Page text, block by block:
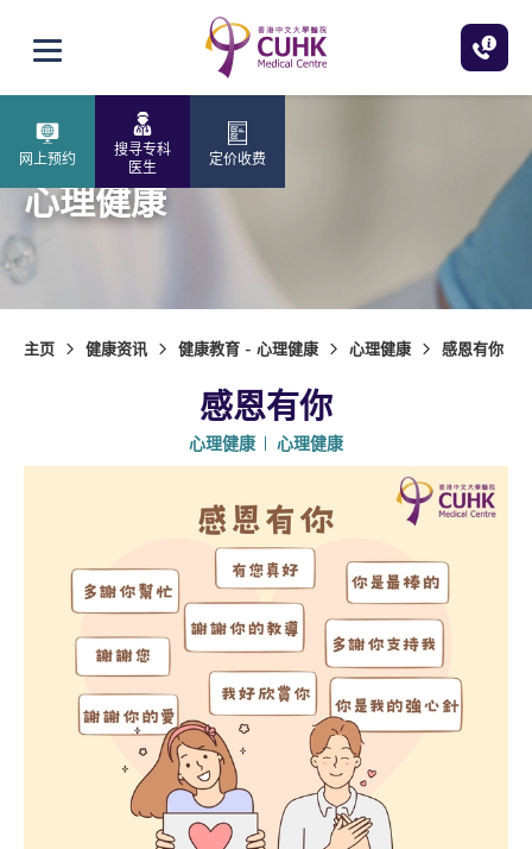
打开选单
网上预约
搜寻专科
医生
定价收费
心理健康
主页 健康资讯 健康教育 - 心理健康 心理健康 感恩有你
感恩有你
心理健康 心理健康